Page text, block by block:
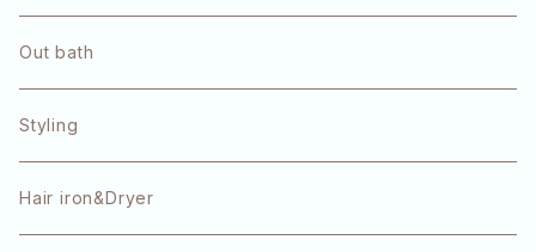
Refa
OLAPLEX
TOKIO
Out bath
Styling
Hair iron&Dryer